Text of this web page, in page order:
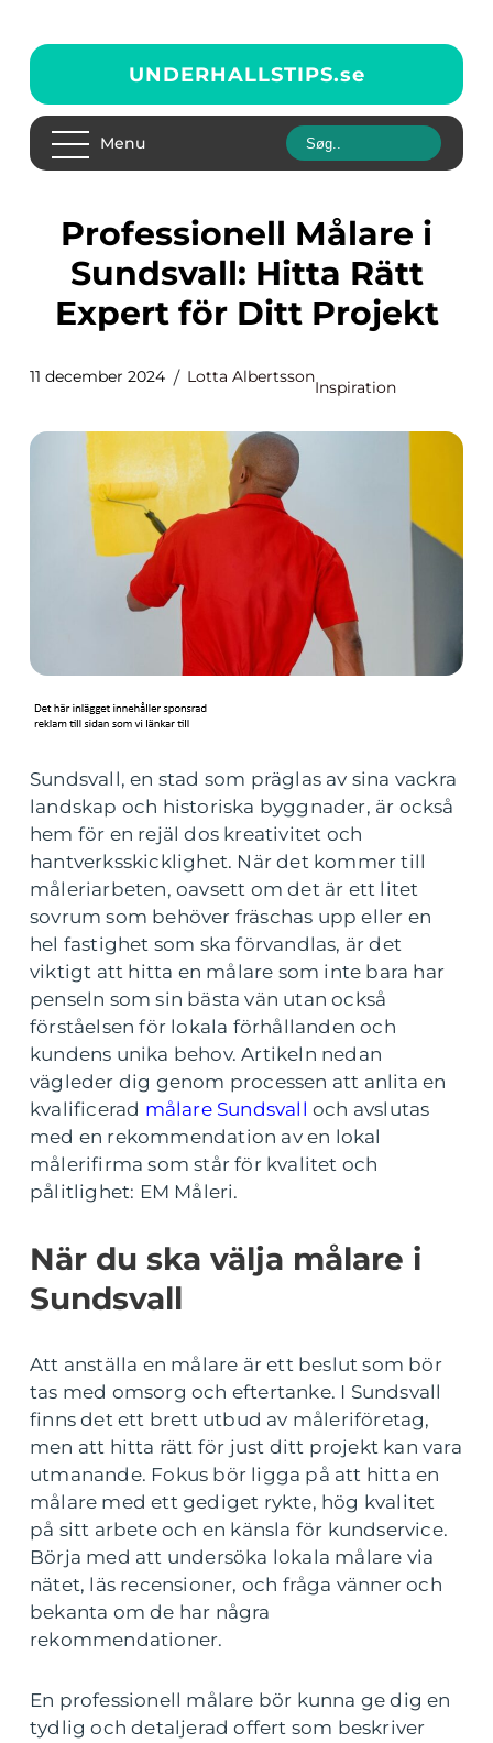
UNDERHALLSTIPS.se
Menu
Professionell Målare i
Sundsvall: Hitta Rätt
Expert för Ditt Projekt
11 december 2024 Lotta Albertsson
Inspiration
Sundsvall, en stad som präglas av sina vackra
landskap och historiska byggnader, är också
hem för en rejäl dos kreativitet och
hantverksskicklighet. När det kommer till
måleriarbeten, oavsett om det är ett litet
sovrum som behöver fräschas upp eller en
hel fastighet som ska förvandlas, är det
viktigt att hitta en målare som inte bara har
penseln som sin bästa vän utan också
förståelsen för lokala förhållanden och
kundens unika behov. Artikeln nedan
vägleder dig genom processen att anlita en
kvalificerad målare Sundsvall och avslutas
med en rekommendation av en lokal
målerifirma som står för kvalitet och
pålitlighet: EM Måleri.
När du ska välja målare i
Sundsvall
Att anställa en målare är ett beslut som bör
tas med omsorg och eftertanke. I Sundsvall
finns det ett brett utbud av måleriföretag,
men att hitta rätt för just ditt projekt kan vara
utmanande. Fokus bör ligga på att hitta en
målare med ett gediget rykte, hög kvalitet
på sitt arbete och en känsla för kundservice.
Börja med att undersöka lokala målare via
nätet, läs recensioner, och fråga vänner och
bekanta om de har några
rekommendationer.
En professionell målare bör kunna ge dig en
tydlig och detaljerad offert som beskriver